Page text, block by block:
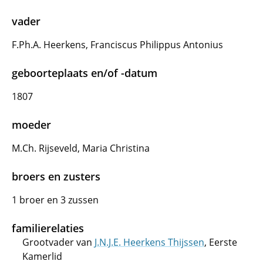
vader
F.Ph.A. Heerkens, Franciscus Philippus Antonius
geboorteplaats en/of -datum
1807
moeder
M.Ch. Rijseveld, Maria Christina
broers en zusters
1 broer en 3 zussen
familierelaties
Grootvader van J.N.J.E. Heerkens Thijssen, Eerste
Kamerlid